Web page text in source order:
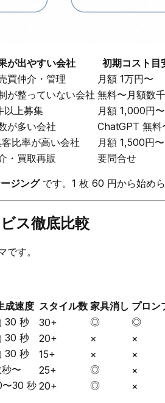
が出やすい会社
初期コスト目
買仲介・管理
月額 1万円〜
が整っていない会社 無料〜月額数
以上募集
月額 1,000円〜
が多い会社
ChatGPT 無料
比率が高い会社
月額 1,500円〜
・買取再販 要問合せ
ジングです。1 枚 60 円から始め
ス徹底比較
す。
成速度 スタイル数 家具消し プロン
30 秒 30+ ◎ ◎
30 秒 20+ × ×
30 秒 15+ × ×
〜 25+ ◎ ×
〜30 秒 20+ ◎ ×